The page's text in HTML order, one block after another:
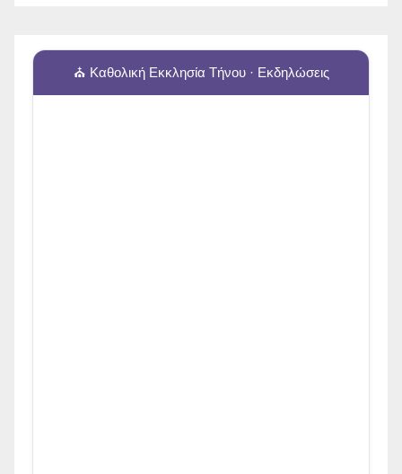
⛪ Καθολική Εκκλησία Τήνου · Εκδηλώσεις